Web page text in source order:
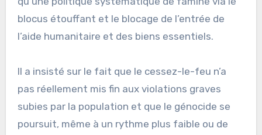
blocus étouffant et le blocage de l’entrée de
l’aide humanitaire et des biens essentiels.
Il a insisté sur le fait que le cessez-le-feu n’a
pas réellement mis fin aux violations graves
subies par la population et que le génocide se
poursuit, même à un rythme plus faible ou de